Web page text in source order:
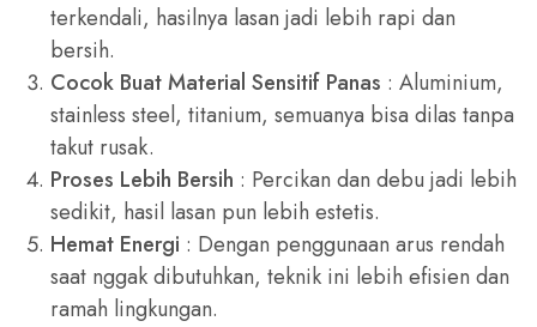
terkendali, hasilnya lasan jadi lebih rapi dan
bersih.
Cocok Buat Material Sensitif Panas : Aluminium,
stainless steel, titanium, semuanya bisa dilas tanpa
takut rusak.
Proses Lebih Bersih : Percikan dan debu jadi lebih
sedikit, hasil lasan pun lebih estetis.
Hemat Energi : Dengan penggunaan arus rendah
saat nggak dibutuhkan, teknik ini lebih efisien dan
ramah lingkungan.